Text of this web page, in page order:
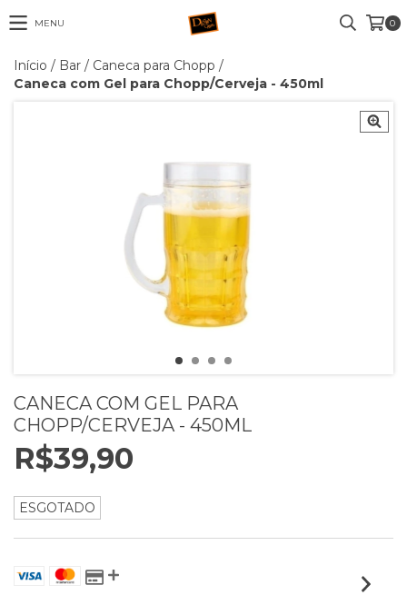
MENU 0
Início / Bar / Caneca para Chopp /
Caneca com Gel para Chopp/Cerveja - 450ml
CANECA COM GEL PARA
CHOPP/CERVEJA - 450ML
R$39,90
ESGOTADO